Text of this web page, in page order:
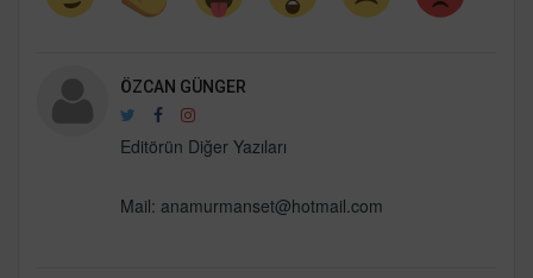
ÖZCAN GÜNGER
Editörün Diğer Yazıları
Mail: anamurmanset@hotmail.com